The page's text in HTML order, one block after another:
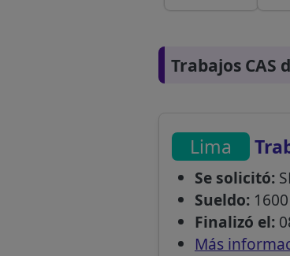
Trabajos CAS
Lima
Se solicitó:
Sueldo:1600
Finalizó el:
Más